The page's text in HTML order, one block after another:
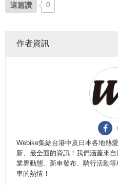
這篇讚 0
作者資訊
Webike集結台港中及日本各地熱
新、最全面的資訊！我們涵蓋來
業界動態、新車發布、騎行活動
車的熱情！